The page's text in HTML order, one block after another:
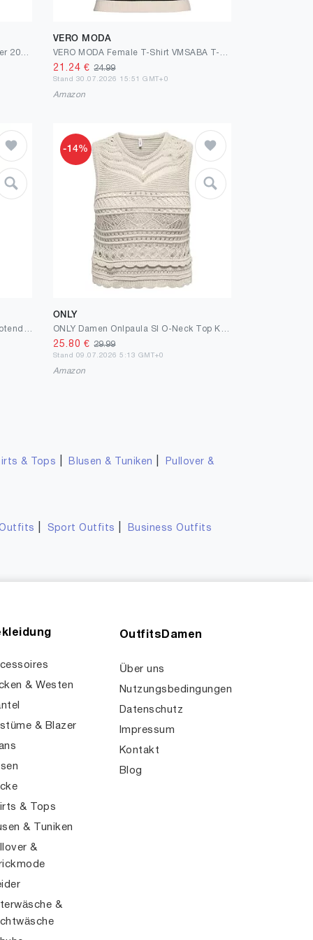
VERO MODA
21.24 €24.99
Stand 30.07.2026 15:51 GMT+0
Amazon
-14%
ONLY
25.80 €29.99
Stand 09.07.2026 5:13 GMT+0
Amazon
& Tops Blusen & Tuniken Pullover &
Sport Outfits Business Outfits
& Westen
& Blazer
& Tops
& Tuniken
&
&
OutfitsDamen
Über uns
Nutzungsbedingungen
Datenschutz
Impressum
Kontakt
Blog